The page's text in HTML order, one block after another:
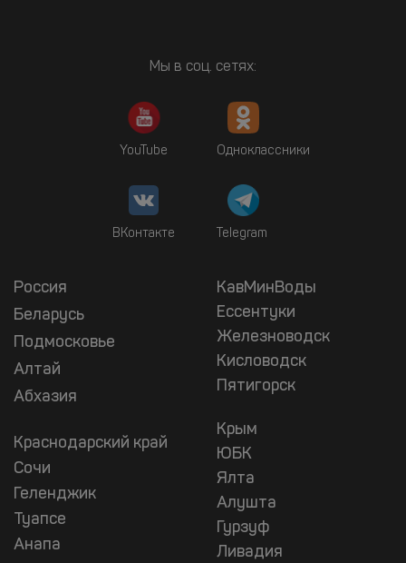
Мы в соц. сетях:
YouTube Одноклассники
ВКонтакте Telegram
Россия
Беларусь
Подмосковье
Алтай
Абхазия
Краснодарский край
Сочи
Геленджик
Туапсе
Анапа
КавМинВоды
Ессентуки
Железноводск
Кисловодск
Пятигорск
Крым
ЮБК
Ялта
Алушта
Гурзуф
Ливадия